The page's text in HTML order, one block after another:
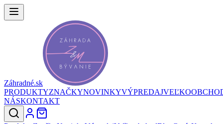
Záhradné.sk
PRODUKTYZNAČKYNOVINKYVÝPREDAJ
NÁSKONTAKT